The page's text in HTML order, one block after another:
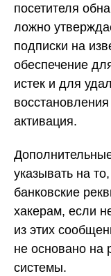
посетителя
ложно
подписки на
обеспечение
истек и для
активация.
указывать на
банковские
хакерам, если
из этих
не основано на
системы.